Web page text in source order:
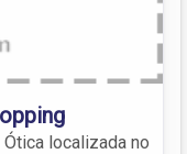
localizada no